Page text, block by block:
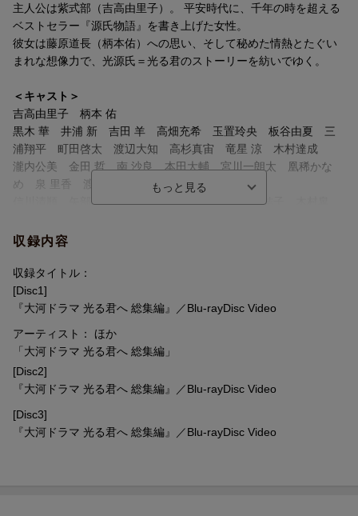
＜収録内容＞
DISC1：一の巻[43分] 二の巻[43分] 三の巻[43分]
DISC2：四の巻[43分] 終の巻[43分] ＋特典映像（予定）
特典DISC：大河ドラマ『光る君へ』コンサート〜沼ル音楽会〜 コ
※収録内容は変更となる場合がございます。
主人公は紫式部（吉高由里子）。 平安時代に、千年の時を超える
ベストセラー『源氏物語』を書き上げた女性。
彼女は藤原道長（柄本佑）への思い、そして秘めた情熱とたぐい
まれな想像力で、光源氏＝光る君のストーリーを紡いでゆく。
＜キャスト＞
吉高由里子 柄本 佑
黒木 華 井浦 新 吉田 羊 高畑充希 玉置玲央 板谷由夏 三
浦翔平 町田啓太 渡辺大知 高杉真宙 竜星 涼 木村達成
瀧内公美 金田 哲 南 沙良 本田大輔 宮川一朗太 凰稀かな
め 泉 里香 渡邊圭祐
信川清順 矢部太郎 本多 力 野村麻純 落井実結子 木村皐
国仲涼子 本郷奏多 石野真子 板東巳之助 毎熊克哉 橋爪
上地雄輔 塩野瑛久 見上 愛 ファーストサマーウイカ 秋山竜
次 ユースケ・サンタマリア
佐々木蔵之介 岸谷五朗 段田安則 ほか
＜スタッフ＞
【作】 大石 静
【音楽】 冬野ユミ
【語り】 吉高由里子
【制作統括】 内田ゆき 松園武大
【演出】 中島由貴 佐々木善春 中泉 慧 黛りんたろう 原 英
収録内容
収録タイトル：
[Disc1]
『大河ドラマ 光る君へ 総集編』／Blu-rayDisc Video
アーティスト： ほか
「大河ドラマ 光る君へ 総集編」
[Disc2]
『大河ドラマ 光る君へ 総集編』／Blu-rayDisc Video
[Disc3]
『大河ドラマ 光る君へ 総集編』／Blu-rayDisc Video